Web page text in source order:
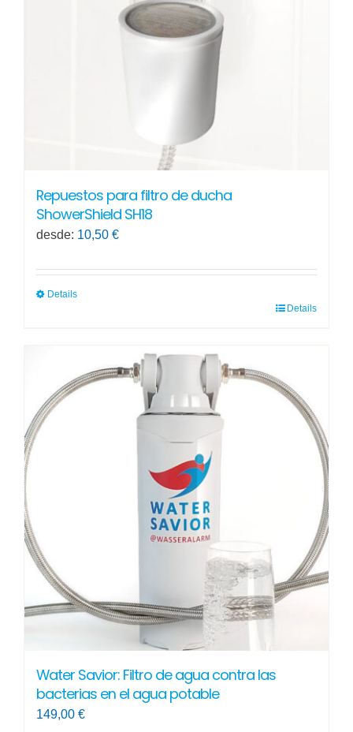
Repuestos para filtro de ducha
ShowerShield SH18
desde: 10,50 €
Details
múltiples
variantes.
Las
la
página
Details
Water Savior: Filtro de agua contra las
bacterias en el agua potable
149,00 €